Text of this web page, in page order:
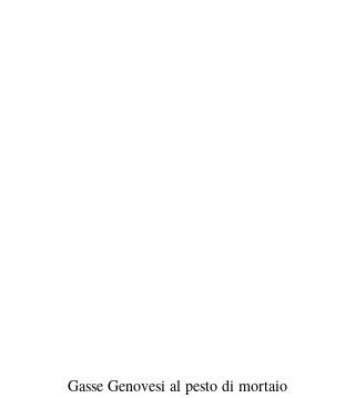
Gasse Genovesi al pesto di mortaio